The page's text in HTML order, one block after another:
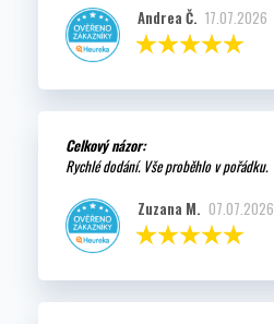
Andrea Č. 17.07.2026
Celkový názor:
Rychlé dodání. Vše proběhlo v pořádku.
Zuzana M. 07.07.2026